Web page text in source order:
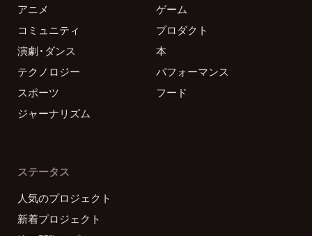
アニメ
ゲーム
コミュニティ
プロダクト
演劇・ダンス
本
テクノロジー
パフォーマンス
スポーツ
フード
ジャーナリズム
ステータス
人気のプロジェクト
新着プロジェクト